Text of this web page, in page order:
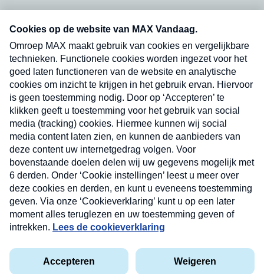
nieuwsbrief. Elke vrijdag- en dinsdagochtend in
uw mailbox.
Verzend
Privacyverklaring
Cookieverklaring
Kwetsbaarheid melden
Nieuwsbrief
Neem hier een gratis abonnement op onze
nieuwsbrief. Elke vrijdag- en dinsdagochtend in uw